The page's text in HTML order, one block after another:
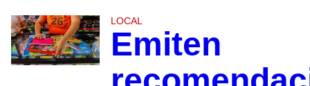
LOCAL
Emiten